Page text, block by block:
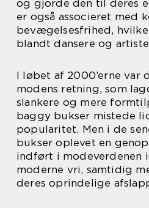
og gjorde den til deres
er også associeret med
bevægelsesfrihed,
blandt dansere og
I løbet af 2000’erne var
modens retning, som
slankere og mere
baggy bukser mistede
popularitet. Men i de
bukser oplevet en
indført i modeverdenen
moderne vri, samtidig
deres oprindelige